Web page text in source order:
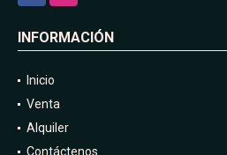
INFORMACIÓN
Inicio
Venta
Alquiler
Contáctenos